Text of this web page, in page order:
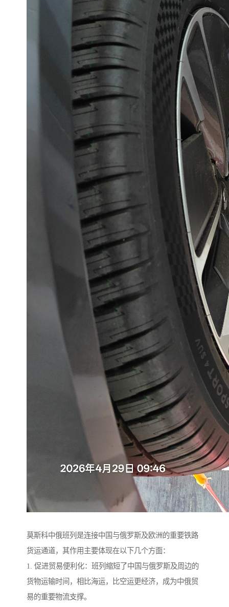
莫斯科中俄班列是连接中国与俄罗斯及欧洲的重要铁路
货运通道，其作用主要体现在以下几个方面：
1. 促进贸易便利化：班列缩短了中国与俄罗斯及周边的
货物运输时间，相比海运，比空运更经济，成为中俄贸
易的重要物流支撑。